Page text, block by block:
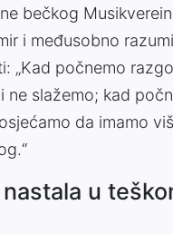
bečkog
i međusobno
„Kad počnemo
ne slažemo; kad
da imamo
u